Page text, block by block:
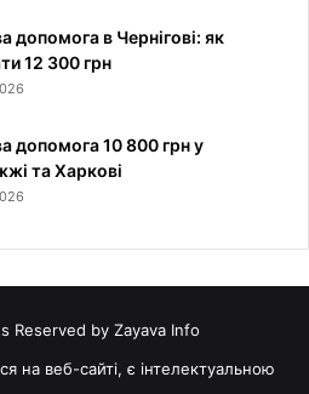
допомога в Чернігові: як
12 300 грн
допомога 10 800 грн у
та Харкові
Reserved by Zayava Info
на веб-сайті, є інтелектуальною